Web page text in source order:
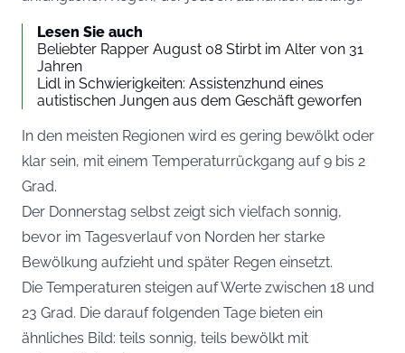
Lesen Sie auch
Beliebter Rapper August 08 Stirbt im Alter von 31
Jahren
Lidl in Schwierigkeiten: Assistenzhund eines
autistischen Jungen aus dem Geschäft geworfen
In den meisten Regionen wird es gering bewölkt oder
klar sein, mit einem Temperaturrückgang auf 9 bis 2
Grad.
Der Donnerstag selbst zeigt sich vielfach sonnig,
bevor im Tagesverlauf von Norden her starke
Bewölkung aufzieht und später Regen einsetzt.
Die Temperaturen steigen auf Werte zwischen 18 und
23 Grad. Die darauf folgenden Tage bieten ein
ähnliches Bild: teils sonnig, teils bewölkt mit